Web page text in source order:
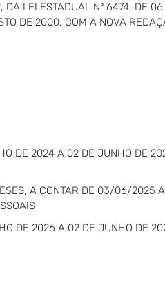
LEI ESTADUAL Nº 6474, DE
DE 2000, COM A NOVA
DE 2024 A 02 DE JUNHO DE
A CONTAR DE 03/06/
DE 2026 A 02 DE JUNHO DE